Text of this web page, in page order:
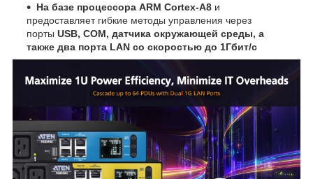
На базе процессора ARM Cortex-A8 и
предоставляет гибкие методы управления через
порты USB, COM, датчика окружающей среды, а
также два порта LAN со скоростью до 1Гбит/с